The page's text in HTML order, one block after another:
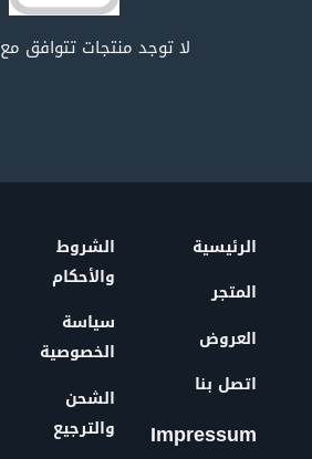
لا توجد منتجات تتوافق
الرئيسية
المتجر
العروض
اتصل بنا
Impressum
الشروط
والأحكام
سياسة
الخصوصية
الشحن
والترجيع